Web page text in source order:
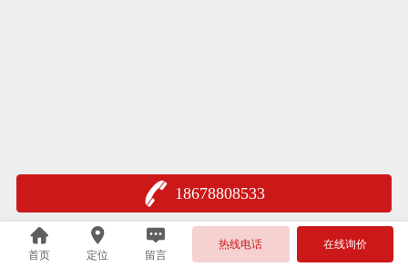
18678808533
首页 定位 留言
热线电话 在线询价